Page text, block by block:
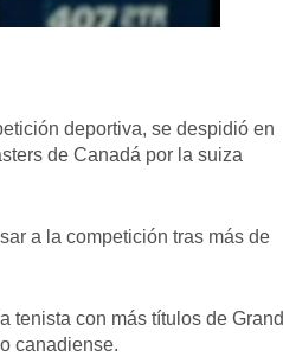
deportiva, se despidió en
de Canadá por la suiza
a la competición tras más de
tenista con más títulos de Grand
canadiense.